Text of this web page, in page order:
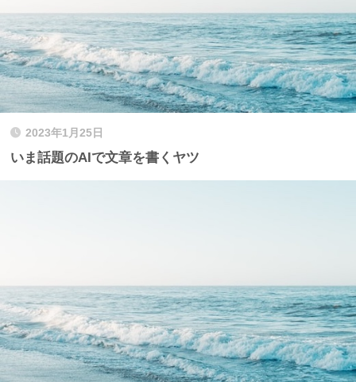
2023年1月25日
いま話題のAIで文章を書くヤツ